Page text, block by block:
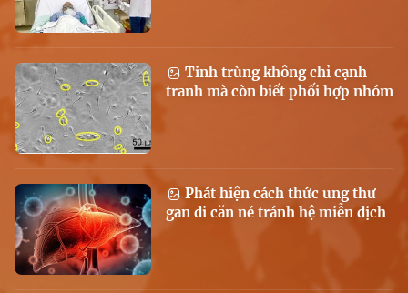
Tinh trùng không chỉ cạnh
tranh mà còn biết phối hợp nhóm
Phát hiện cách thức ung thư
gan di căn né tránh hệ miễn dịch